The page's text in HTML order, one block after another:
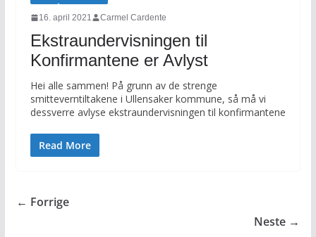
16. april 2021 Carmel Cardente
Ekstraundervisningen til
Konfirmantene er Avlyst
Hei alle sammen! På grunn av de strenge
smitteverntiltakene i Ullensaker kommune, så må vi
dessverre avlyse ekstraundervisningen til konfirmantene
Read More
← Forrige
Neste →